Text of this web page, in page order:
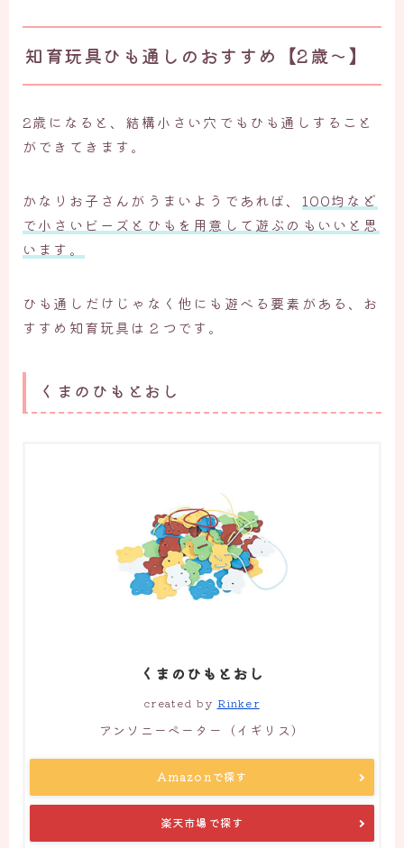
知育玩具ひも通しのおすすめ【2歳～】
2歳になると、結構小さい穴でもひも通しすること
ができてきます。
かなりお子さんがうまいようであれば、 100均など
で小さいビーズとひもを用意して遊ぶのもいいと思
います。
ひも通しだけじゃなく他にも遊べる要素がある、お
すすめ知育玩具は２つです。
くまのひもとおし
くまのひもとおし
created by Rinker
アンソニーペーター（イギリス）
Amazonで探す
楽天市場で探す